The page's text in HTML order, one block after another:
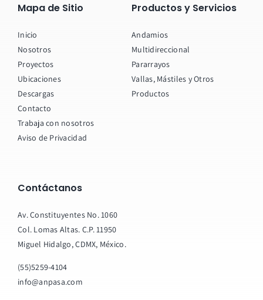
Mapa de Sitio
Inicio
Nosotros
Proyectos
Ubicaciones
Descargas
Contacto
Trabaja con nosotros
Aviso de Privacidad
Productos y Servicios
Andamios
Multidireccional
Pararrayos
Vallas, Mástiles y Otros
Productos
Contáctanos
Av. Constituyentes No. 1060
Col. Lomas Altas. C.P. 11950
Miguel Hidalgo, CDMX, México.
(55)5259-4104
info@anpasa.com